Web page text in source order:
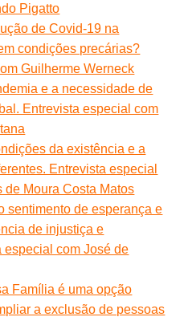
Pigatto
de Covid-19 na
condições precárias?
Guilherme Werneck
e a necessidade de
Entrevista especial com
da existência e a
Entrevista especial
de Moura Costa Matos
sentimento de esperança e
de injustiça e
especial com José de
Família é uma opção
a exclusão de pessoas